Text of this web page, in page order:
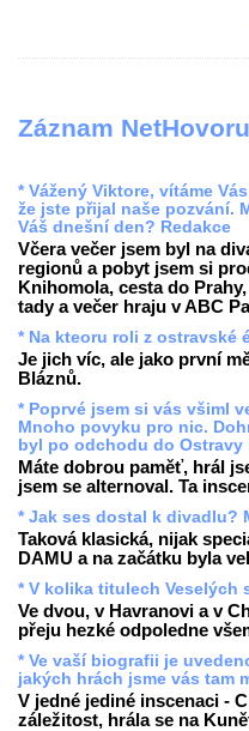
Záznam
* Vážený Viktore, vítáme
že jste přijal naše pozvání.
Váš dnešní den? Redakce
Včera večer jsem byl na
regionů a pobyt jsem si
Knihomola, cesta do
tady a večer hraju v ABC
* Na kteoru roli z ostravské
Je jich víc, ale jako první
Bláznů.
* Poprvé jsem si vás všiml
Mnoho povyku pro nic.
byl po odchodu do Ostravy
Máte dobrou paměť, hrál
jsem se alternoval. Ta
* Jak ses dostal k divadlu?
Taková klasická, nijak
DAMU a na začátku byla
* V kolika titulech Veselých
Ve dvou, v Havranovi a v
přeju hezké odpoledne
* Ve vaší biografii je
jakých hrách jsme vás tam
V jedné jediné inscenaci -
záležitost, hrála se na